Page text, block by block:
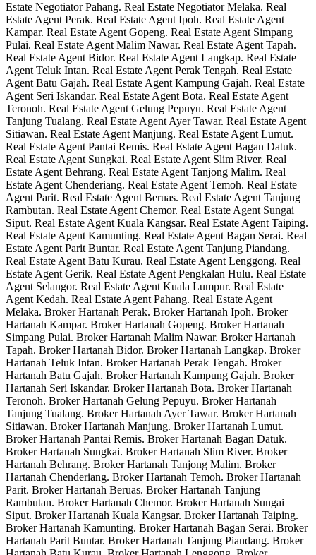
Estate Negotiator Pahang. Real Estate Negotiator Melaka. Real
Estate Agent Perak. Real Estate Agent Ipoh. Real Estate Agent
Kampar. Real Estate Agent Gopeng. Real Estate Agent Simpang
Pulai. Real Estate Agent Malim Nawar. Real Estate Agent Tapah.
Real Estate Agent Bidor. Real Estate Agent Langkap. Real Estate
Agent Teluk Intan. Real Estate Agent Perak Tengah. Real Estate
Agent Batu Gajah. Real Estate Agent Kampung Gajah. Real Estate
Agent Seri Iskandar. Real Estate Agent Bota. Real Estate Agent
Teronoh. Real Estate Agent Gelung Pepuyu. Real Estate Agent
Tanjung Tualang. Real Estate Agent Ayer Tawar. Real Estate Agent
Sitiawan. Real Estate Agent Manjung. Real Estate Agent Lumut.
Real Estate Agent Pantai Remis. Real Estate Agent Bagan Datuk.
Real Estate Agent Sungkai. Real Estate Agent Slim River. Real
Estate Agent Behrang. Real Estate Agent Tanjong Malim. Real
Estate Agent Chenderiang. Real Estate Agent Temoh. Real Estate
Agent Parit. Real Estate Agent Beruas. Real Estate Agent Tanjung
Rambutan. Real Estate Agent Chemor. Real Estate Agent Sungai
Siput. Real Estate Agent Kuala Kangsar. Real Estate Agent Taiping.
Real Estate Agent Kamunting. Real Estate Agent Bagan Serai. Real
Estate Agent Parit Buntar. Real Estate Agent Tanjung Piandang.
Real Estate Agent Batu Kurau. Real Estate Agent Lenggong. Real
Estate Agent Gerik. Real Estate Agent Pengkalan Hulu. Real Estate
Agent Selangor. Real Estate Agent Kuala Lumpur. Real Estate
Agent Kedah. Real Estate Agent Pahang. Real Estate Agent
Melaka. Broker Hartanah Perak. Broker Hartanah Ipoh. Broker
Hartanah Kampar. Broker Hartanah Gopeng. Broker Hartanah
Simpang Pulai. Broker Hartanah Malim Nawar. Broker Hartanah
Tapah. Broker Hartanah Bidor. Broker Hartanah Langkap. Broker
Hartanah Teluk Intan. Broker Hartanah Perak Tengah. Broker
Hartanah Batu Gajah. Broker Hartanah Kampung Gajah. Broker
Hartanah Seri Iskandar. Broker Hartanah Bota. Broker Hartanah
Teronoh. Broker Hartanah Gelung Pepuyu. Broker Hartanah
Tanjung Tualang. Broker Hartanah Ayer Tawar. Broker Hartanah
Sitiawan. Broker Hartanah Manjung. Broker Hartanah Lumut.
Broker Hartanah Pantai Remis. Broker Hartanah Bagan Datuk.
Broker Hartanah Sungkai. Broker Hartanah Slim River. Broker
Hartanah Behrang. Broker Hartanah Tanjong Malim. Broker
Hartanah Chenderiang. Broker Hartanah Temoh. Broker Hartanah
Parit. Broker Hartanah Beruas. Broker Hartanah Tanjung
Rambutan. Broker Hartanah Chemor. Broker Hartanah Sungai
Siput. Broker Hartanah Kuala Kangsar. Broker Hartanah Taiping.
Broker Hartanah Kamunting. Broker Hartanah Bagan Serai. Broker
Hartanah Parit Buntar. Broker Hartanah Tanjung Piandang. Broker